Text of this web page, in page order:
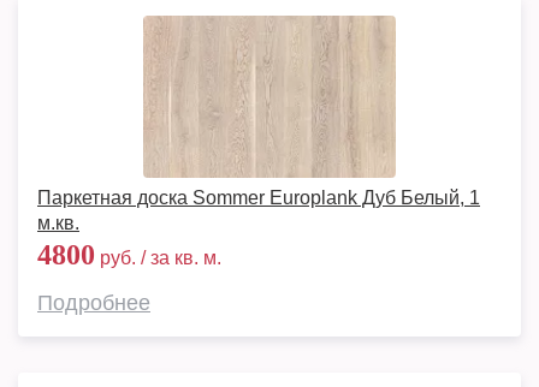
Паркетная доска Sommer Europlank Дуб Белый, 1
м.кв.
4800 руб. / за кв. м.
Подробнее